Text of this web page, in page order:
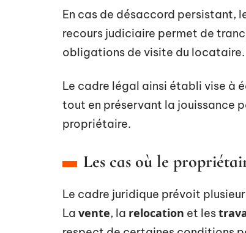
En cas de désaccord persistant,
recours judiciaire permet de
obligations de visite du locataire.
Le cadre légal ainsi établi vise à
tout en préservant la jouissance
propriétaire.
Les cas où le
Le cadre juridique prévoit
La vente, la relocation et les